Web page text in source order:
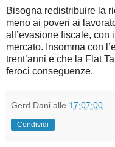
Bisogna redistribuire la
meno ai poveri ai
all’evasione fiscale, con
mercato. Insomma con
trent’anni e che la Flat
feroci conseguenze.
Gerd Dani alle 17:07:00
Condividi